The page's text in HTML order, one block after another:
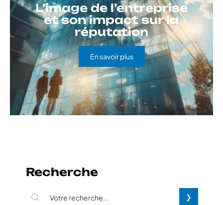
L’image de l’entreprise
et son impact sur la
réputation
En savoir plus
Recherche